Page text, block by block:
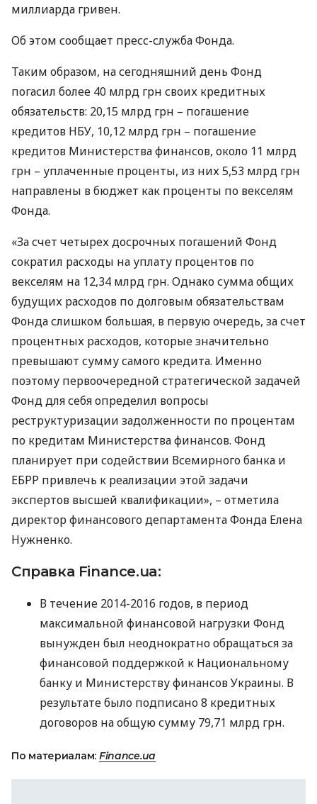
миллиарда гривен.
Об этом сообщает пресс-служба Фонда.
Таким образом, на сегодняшний день Фонд
погасил более 40 млрд грн своих кредитных
обязательств: 20,15 млрд грн – погашение
кредитов НБУ, 10,12 млрд грн – погашение
кредитов Министерства финансов, около 11 млрд
грн – уплаченные проценты, из них 5,53 млрд грн
направлены в бюджет как проценты по векселям
Фонда.
«За счет четырех досрочных погашений Фонд
сократил расходы на уплату процентов по
векселям на 12,34 млрд грн. Однако сумма общих
будущих расходов по долговым обязательствам
Фонда слишком большая, в первую очередь, за счет
процентных расходов, которые значительно
превышают сумму самого кредита. Именно
поэтому первоочередной стратегической задачей
Фонд для себя определил вопросы
реструктуризации задолженности по процентам
по кредитам Министерства финансов. Фонд
планирует при содействии Всемирного банка и
ЕБРР привлечь к реализации этой задачи
экспертов высшей квалификации», – отметила
директор финансового департамента Фонда Елена
Нужненко.
Справка Finance.ua:
В течение 2014-2016 годов, в период
максимальной финансовой нагрузки Фонд
вынужден был неоднократно обращаться за
финансовой поддержкой к Национальному
банку и Министерству финансов Украины. В
результате было подписано 8 кредитных
договоров на общую сумму 79,71 млрд грн.
По материалам: Finance.ua